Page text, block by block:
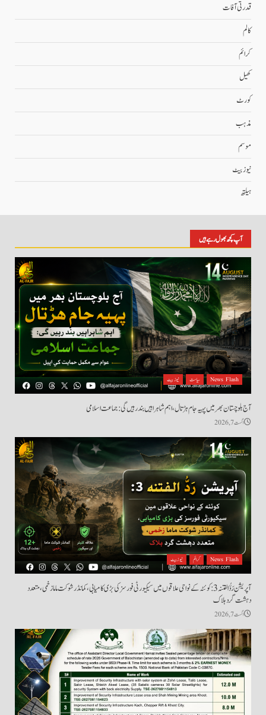
قدرتی آفات
کالم
کرائم
کھیل
کورٹ
مذہب
موسم
نیوز بیٹ
ہیلتھ
آپ کچھ بھول رہے ہیں
News Flash سیاست نیوز بیٹ
آج بلوچستان بھر میں پہیہ جام ہڑتال، اہم شاہراہیں بند رہیں گی: جماعت اسلامی
اگست 7, 2026
News Flash کرائم نیوز بیٹ
آپریشن رَدُّ الفتنہ 3: کوئٹہ کے نواحی علاقوں میں سیکیورٹی فورسز کی بڑی کامیابی، کمانڈر شوکت ماما زخمی، متعدد
دہشت گرد ہلاک
اگست 7, 2026